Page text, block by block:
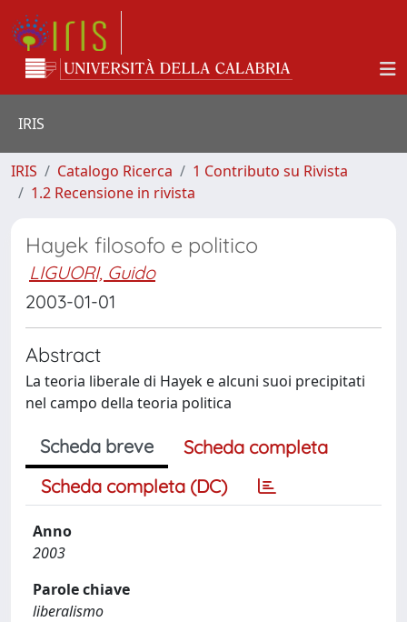
IRIS
IRIS Catalogo Ricerca
1 Contributo su Rivista
1.2 Recensione in rivista
Hayek filosofo e politico
LIGUORI, Guido
2003-01-01
Abstract
La teoria liberale di Hayek e alcuni suoi precipitati
nel campo della teoria politica
Scheda breve
Scheda completa
Scheda completa (DC)
Anno
2003
Parole chiave
liberalismo